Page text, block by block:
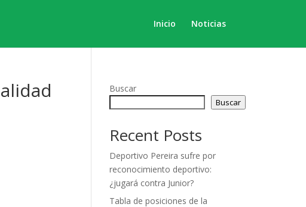
Inicio Noticias
Buscar
Buscar
Recent Posts
Deportivo Pereira sufre por
reconocimiento deportivo:
¿jugará contra Junior?
Tabla de posiciones de la